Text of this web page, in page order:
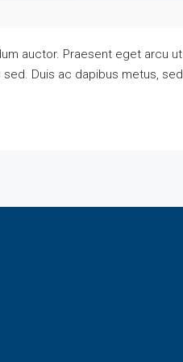
auctor. Praesent eget arcu
Duis ac dapibus metus,